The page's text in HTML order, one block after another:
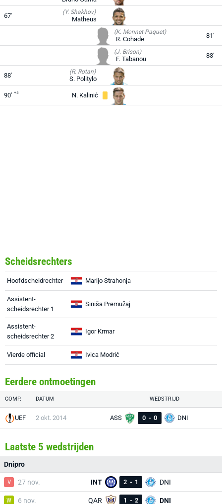
67' (Y. Shakhov)
Matheus
(K. Monnet-Paquet)
R. Cohade 81'
(J. Brison)
F. Tabanou 83'
88' (R. Rotan)
S. Politylo
90' +5 N. Kalinić
Scheidsrechters
Hoofdscheidrechter Marijo Strahonja
Assistent-
scheidsrechter 1
Siniša Premužaj
Assistent-
scheidsrechter 2
Igor Krmar
Vierde official Ivica Modrić
Eerdere ontmoetingen
COMP. DATUM WEDSTRIJD
UEF 2 okt. 2014 ASS 0 - 0 DNI
Laatste 5 wedstrijden
Dnipro
V 27 nov. INT 2 - 1 DNI
W 6 nov. QAR 1 - 2 DNI